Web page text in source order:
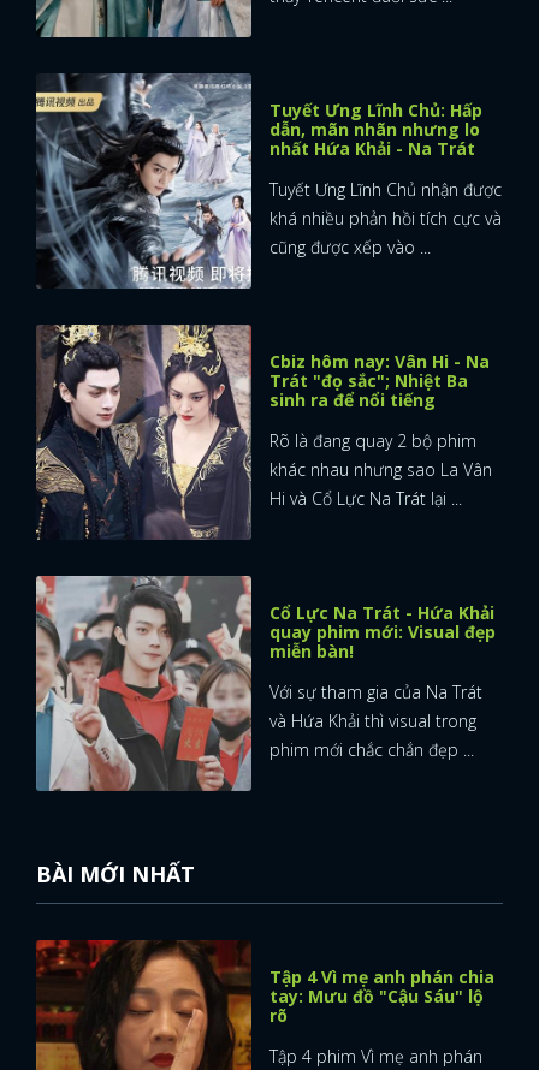
Tuyết Ưng Lĩnh Chủ: Hấp
dẫn, mãn nhãn nhưng lo
nhất Hứa Khải - Na Trát
Tuyết Ưng Lĩnh Chủ nhận được
khá nhiều phản hồi tích cực và
cũng được xếp vào ...
Cbiz hôm nay: Vân Hi - Na
Trát "đọ sắc"; Nhiệt Ba
sinh ra để nổi tiếng
Rõ là đang quay 2 bộ phim
khác nhau nhưng sao La Vân
Hi và Cổ Lực Na Trát lại ...
Cổ Lực Na Trát - Hứa Khải
quay phim mới: Visual đẹp
miễn bàn!
Với sự tham gia của Na Trát
và Hứa Khải thì visual trong
phim mới chắc chắn đẹp ...
BÀI MỚI NHẤT
Tập 4 Vì mẹ anh phán chia
tay: Mưu đồ "Cậu Sáu" lộ
rõ
Tập 4 phim Vì mẹ anh phán